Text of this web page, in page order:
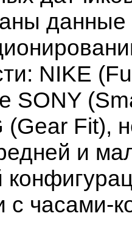
данные
NIKE
SONY
(Gear Fit),
и
с часами-